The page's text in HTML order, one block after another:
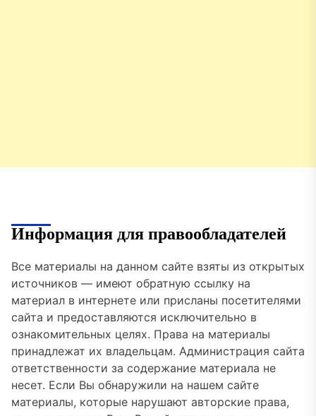
Информация для правообладателей
Все материалы на данном сайте взяты из открытых
источников — имеют обратную ссылку на
материал в интернете или присланы посетителями
сайта и предоставляются исключительно в
ознакомительных целях. Права на материалы
принадлежат их владельцам. Администрация сайта
ответственности за содержание материала не
несет. Если Вы обнаружили на нашем сайте
материалы, которые нарушают авторские права,